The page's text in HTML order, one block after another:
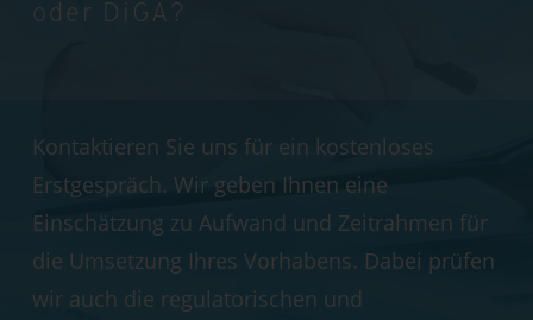
oder DiGA?
Kontaktieren Sie uns für ein kostenloses
Erstgespräch. Wir geben Ihnen eine
Einschätzung zu Aufwand und Zeitrahmen für
die Umsetzung Ihres Vorhabens. Dabei prüfen
wir auch die regulatorischen und